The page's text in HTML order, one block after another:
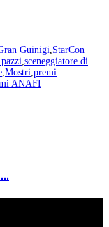
Guinigi StarCon
sceneggiatore di
Mostri premi
ANAFI